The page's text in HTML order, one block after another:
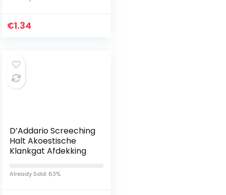
stuks
€1.34
D’Addario Screeching
Halt Akoestische
Klankgat Afdekking
Already Sold: 63%